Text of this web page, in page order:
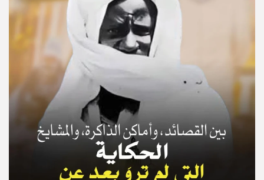
© Copyright 2025, APS